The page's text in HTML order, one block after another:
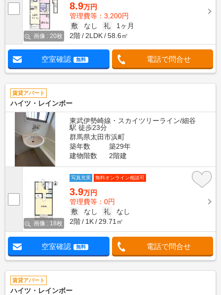
画像 : 20枚
8.9万円
管理費等：3,200円
敷
なし 礼
1ヶ月
2階
2LDK 58.6㎡
空室確認 無料 電話で問合せ
賃貸アパート
ハイツ・レインボー
東武伊勢崎線・スカイツリーライン/細谷
駅 徒歩23分
群馬県太田市浜町
築年数
築29年
建物階数
2階建
画像 : 18枚
写真充実 無料オンライン相談可
3.9万円
管理費等：0円
敷
なし 礼
なし
2階
1K 29.71㎡
空室確認 無料 電話で問合せ
賃貸アパート
ハイツ・レインボー